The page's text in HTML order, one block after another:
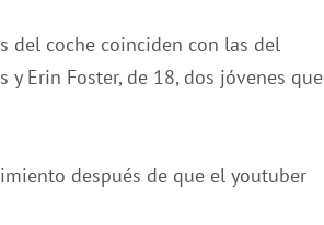
del coche coinciden con las del
Erin Foster, de 18, dos jóvenes que
después de que el youtuber